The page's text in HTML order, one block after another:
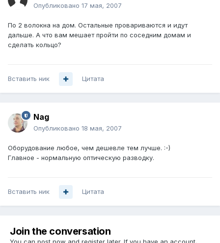
Опубликовано 17 мая, 2007
По 2 волокна на дом. Остальные провариваются и идут
дальше. А что вам мешает пройти по соседним домам и
сделать кольцо?
Вставить ник Цитата
Nag
Опубликовано 18 мая, 2007
Оборудование любое, чем дешевле тем лучше. :-)
Главное - нормальную оптическую разводку.
Вставить ник Цитата
Join the conversation